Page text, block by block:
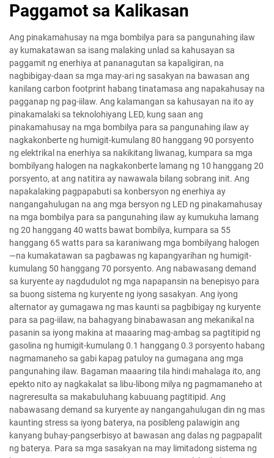
Paggamot sa Kalikasan
Ang pinakamahusay na mga bombilya para sa pangunahing ilaw
ay kumakatawan sa isang malaking unlad sa kahusayan sa
paggamit ng enerhiya at pananagutan sa kapaligiran, na
nagbibigay-daan sa mga may-ari ng sasakyan na bawasan ang
kanilang carbon footprint habang tinatamasa ang napakahusay na
pagganap ng pag-iilaw. Ang kalamangan sa kahusayan na ito ay
pinakamalaki sa teknolohiyang LED, kung saan ang
pinakamahusay na mga bombilya para sa pangunahing ilaw ay
nagkakonberte ng humigit-kumulang 80 hanggang 90 porsyento
ng elektrikal na enerhiya sa nakikitang liwanag, kumpara sa mga
bombilyang halogen na nagkakonberte lamang ng 10 hanggang 20
porsyento, at ang natitira ay nawawala bilang sobrang init. Ang
napakalaking pagpapabuti sa konbersyon ng enerhiya ay
nangangahulugan na ang mga bersyon ng LED ng pinakamahusay
na mga bombilya para sa pangunahing ilaw ay kumukuha lamang
ng 20 hanggang 40 watts bawat bombilya, kumpara sa 55
hanggang 65 watts para sa karaniwang mga bombilyang halogen
—na kumakatawan sa pagbawas ng kapangyarihan ng humigit-
kumulang 50 hanggang 70 porsyento. Ang nabawasang demand
sa kuryente ay nagdudulot ng mga napapansin na benepisyo para
sa buong sistema ng kuryente ng iyong sasakyan. Ang iyong
alternator ay gumagawa ng mas kaunti sa pagbibigay ng kuryente
para sa pag-iilaw, na bahagyang binabawasan ang mekanikal na
pasanin sa iyong makina at maaaring mag-ambag sa pagtitipid ng
gasolina ng humigit-kumulang 0.1 hanggang 0.3 porsyento habang
nagmamaneho sa gabi kapag patuloy na gumagana ang mga
pangunahing ilaw. Bagaman maaaring tila hindi mahalaga ito, ang
epekto nito ay nagkakalat sa libu-libong milya ng pagmamaneho at
nagreresulta sa makabuluhang kabuuang pagtitipid. Ang
nabawasang demand sa kuryente ay nangangahulugan din ng mas
kaunting stress sa iyong baterya, na posibleng palawigin ang
kanyang buhay-pangserbisyo at bawasan ang dalas ng pagpapalit
ng baterya. Para sa mga sasakyan na may limitadong sistema ng